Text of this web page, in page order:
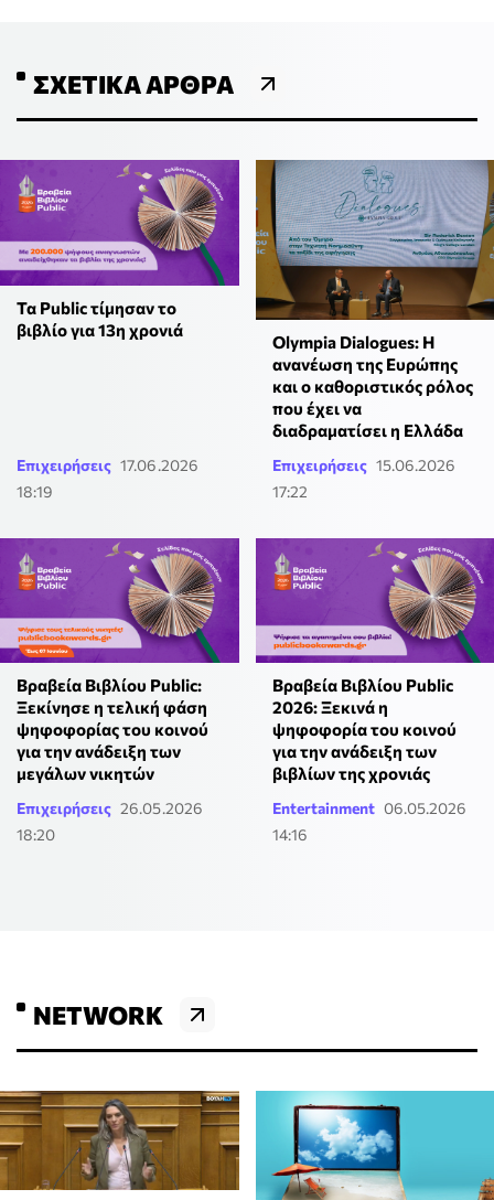
ΣΧΕΤΙΚΆ ΆΡΘΡΑ
Τα Public τίμησαν το
βιβλίο για 13η χρονιά
Επιχειρήσεις 17.06.2026
18:19
Olympia Dialogues: Η
ανανέωση της Ευρώπης
και ο καθοριστικός ρόλος
που έχει να
διαδραματίσει η Ελλάδα
Επιχειρήσεις 15.06.2026
17:22
Βραβεία Βιβλίου Public:
Ξεκίνησε η τελική φάση
ψηφοφορίας του κοινού
για την ανάδειξη των
μεγάλων νικητών
Επιχειρήσεις 26.05.2026
18:20
Βραβεία Βιβλίου Public
2026: Ξεκινά η
ψηφοφορία του κοινού
για την ανάδειξη των
βιβλίων της χρονιάς
Entertainment 06.05.2026
14:16
NETWORK